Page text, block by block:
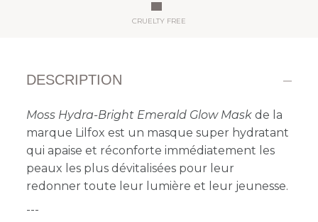
CRUELTY FREE
DESCRIPTION
Moss Hydra-Bright Emerald Glow Maskde la
marque Lilfox est un masque super hydratant
qui apaise et réconforteimmédiatement les
peaux les plus dévitalisées pour leur
redonner toute leur lumière et leur jeunesse.
---